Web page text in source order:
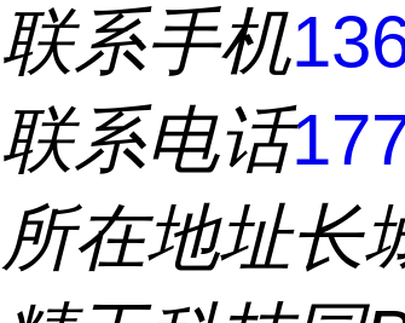
联系手机
联系电话
所在地址长